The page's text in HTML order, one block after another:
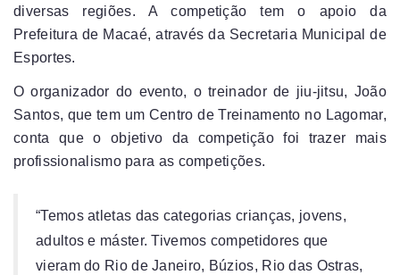
diversas regiões. A competição tem o apoio da
Prefeitura de Macaé, através da Secretaria Municipal de
Esportes.
O organizador do evento, o treinador de jiu-jitsu, João
Santos, que tem um Centro de Treinamento no Lagomar,
conta que o objetivo da competição foi trazer mais
profissionalismo para as competições.
“Temos atletas das categorias crianças, jovens,
adultos e máster. Tivemos competidores que
vieram do Rio de Janeiro, Búzios, Rio das Ostras,